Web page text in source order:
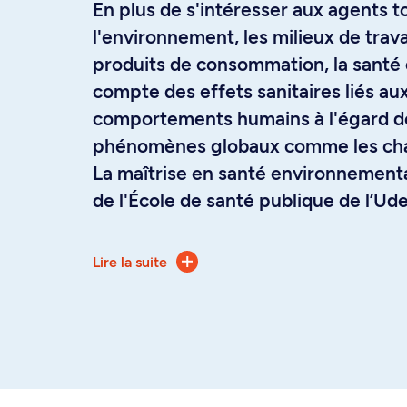
En plus de s'intéresser aux agents
l'environnement, les milieux de
produits de consommation, la
compte des effets sanitaires liés
comportements humains à l'égard
phénomènes globaux comme les
La maîtrise en santé
de l'École de santé publique de
évaluer et à interpréter les
que l'air extérieur, l'air intérieur,
cycle en sciences fondamentales,
Lire la suite